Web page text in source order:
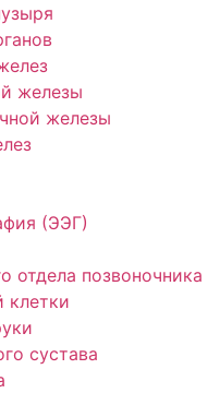
железы
железы
(ЭЭГ)
отдела позвоночника
клетки
сустава